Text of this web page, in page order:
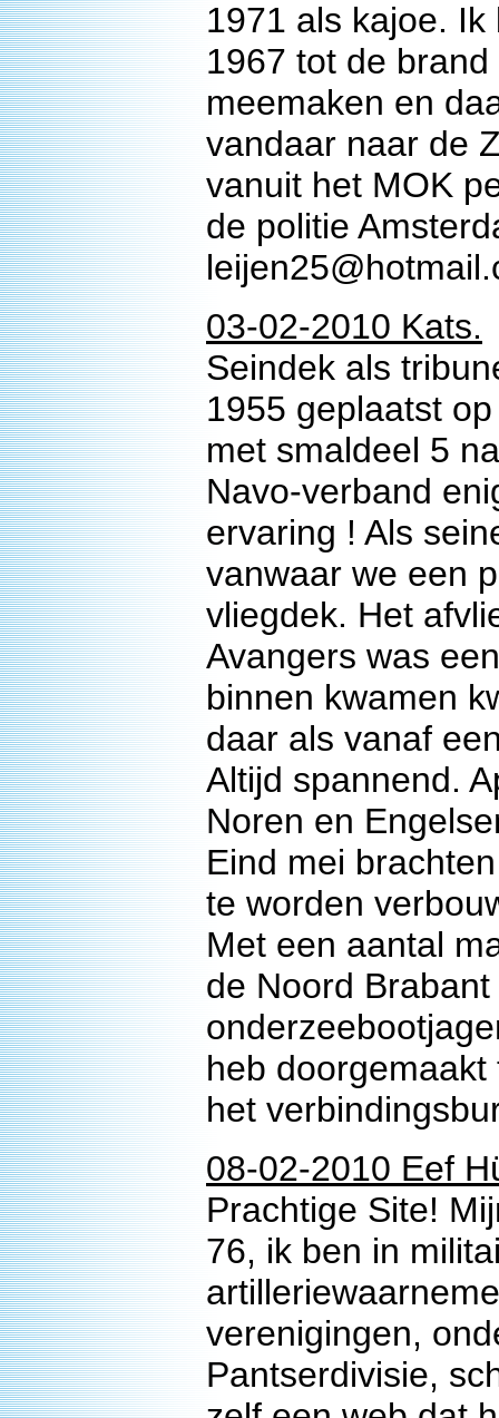
1971 als kajoe.
1967 tot de
meemaken en
vandaar naar de
vanuit het MOK
de politie
03-02-2010 Kats.
Seindek als
1955 geplaatst
met smaldeel 5
Navo-verband
ervaring ! Als
vanwaar we een
vliegdek. Het
Avangers was
binnen kwamen
daar als vanaf
Altijd spannend.
Noren en
Eind mei
te worden
Met een aantal
de Noord
heb
het
08-02-2010 Eef
Prachtige Site!
76, ik ben in
verenigingen,
Pantserdivisie,